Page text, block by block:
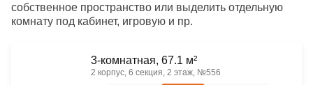
собственное пространство или выделить отдельную
комнату под кабинет, игровую и пр.
3-комнатная, 67.1 м²
2 корпус, 6 секция, 2 этаж, №556